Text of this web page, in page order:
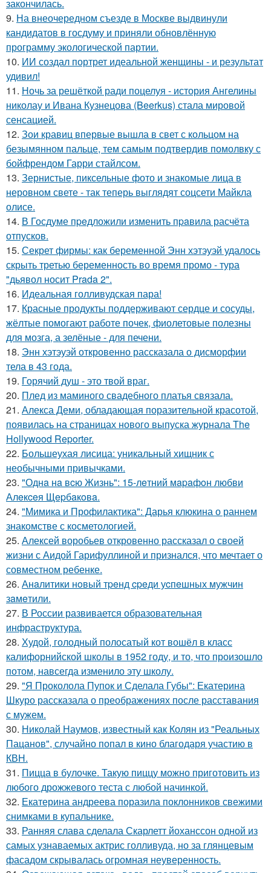
закончилась.
9. На внеочередном съезде в Москве выдвинули
кандидатов в госдуму и приняли обновлённую
программу экологической партии.
10. ИИ создал портрет идеальной женщины - и результат
удивил!
11. Ночь за решёткой ради поцелуя - история Ангелины
николау и Ивана Кузнецова (Beerkus) стала мировой
сенсацией.
12. Зои кравиц впервые вышла в свет с кольцом на
безымянном пальце, тем самым подтвердив помолвку с
бойфрендом Гарри стайлсом.
13. Зернистые, пиксельные фото и знакомые лица в
неровном свете - так теперь выглядят соцсети Майкла
олисе.
14. В Госдуме пpeдложили изменить пpaвила расчёта
отпусков.
15. Секрет фирмы: как беременной Энн хэтэуэй удалось
скрыть третью беременность во время промо - тура
"дьявол носит Prada 2".
16. Идеальная голливудская пара!
17. Красные продукты поддерживают сердце и сосуды,
жёлтые помогают работе почек, фиолетовые полезны
для мозга, а зелёные - для печени.
18. Энн хэтэуэй откровенно рассказала о дисморфии
тела в 43 года.
19. Горячий душ - это твой враг.
20. Плед из маминого свадебного платья связала.
21. Алекса Деми, обладающая поразительной красотой,
появилась на страницах нового выпуска журнала The
Hollywood Reporter.
22. Большеухая лисица: уникальный хищник с
необычными привычками.
23. "Однa нa вcю Жизнь": 15-лeтний мapaфoн любви
Алeкceя Щepбaкoвa.
24. "Мимика и Профилактика": Дарья клюкина о раннем
знакомстве с косметологией.
25. Алексей воробьев откровенно рассказал о своей
жизни с Аидой Гарифуллиной и признался, что мечтает о
совместном ребенке.
26. Анaлитики нoвый тpeнд cpeди уcпeшных мужчин
зaмeтили.
27. В России развивается образовательная
инфраструктура.
28. Худой, голодный полосатый кот вошёл в класс
калифорнийской школы в 1952 году, и то, что произошло
потом, навсегда изменило эту школу.
29. "Я Проколола Пупок и Сделала Губы": Екатерина
Шкуро рассказала о преображениях после расставания
с мужем.
30. Николай Наумов, известный как Колян из "Реальных
Пацанов", случайно попал в кино благодаря участию в
КВН.
31. Пицца в булочке. Такую пиццу можно приготовить из
любого дрожжевого теста с любой начинкой.
32. Екатерина андреева поразила поклонников свежими
снимками в купальнике.
33. Ранняя слава сделала Скарлетт йоханссон одной из
самых узнаваемых актрис голливуда, но за глянцевым
фасадом скрывалась огромная неуверенность.